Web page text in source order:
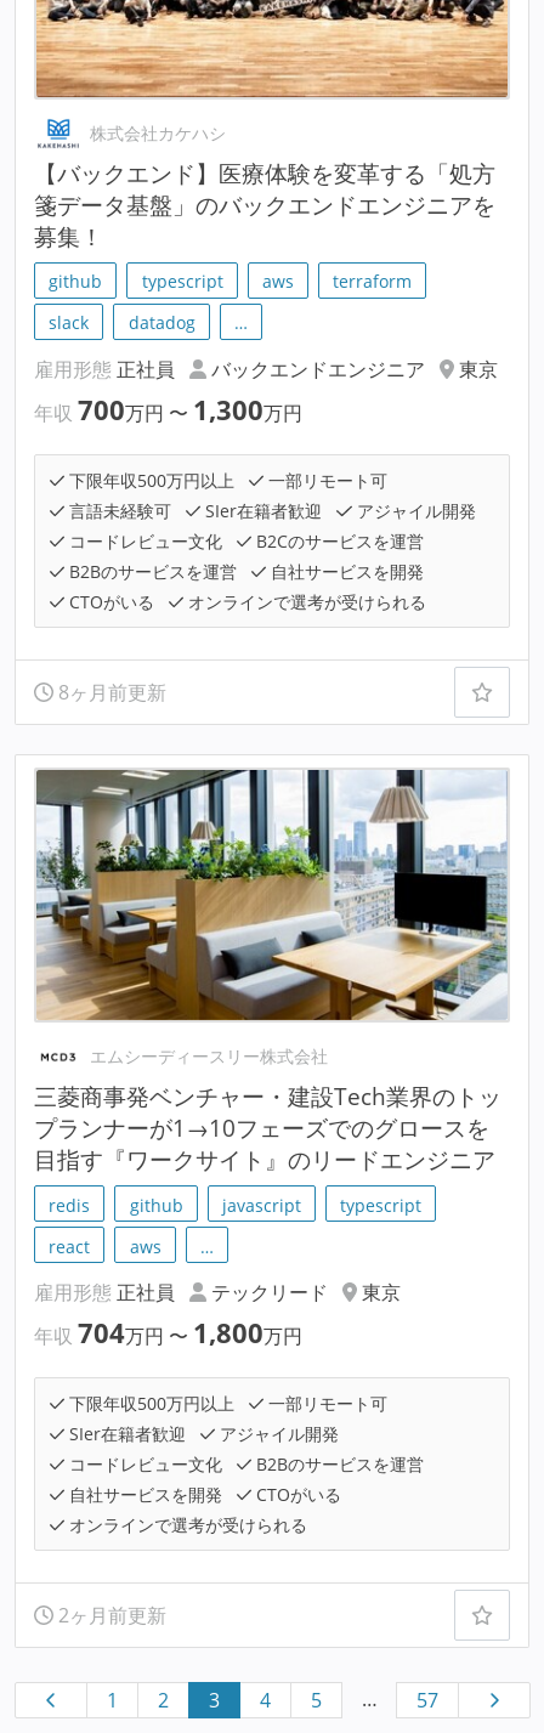
株式会社カケハシ
【バックエンド】医療体験を変革する「処方
箋データ基盤」のバックエンドエンジニアを
募集！
github typescript aws
terraform
slack
datadog …
雇用形態 正社員 バックエンドエンジニア
東京
年収 700万円 〜 1,300万円
下限年収500万円以上
一部リモート可
言語未経験可
SIer在籍者歓迎
アジャイル開発
コードレビュー文化
B2Cのサービスを運営
B2Bのサービスを運営
自社サービスを開発
CTOがいる
オンラインで選考が受けられる
8ヶ月前更新
エムシーディースリー株式会社
三菱商事発ベンチャー・建設Tech業界のトッ
プランナーが1→10フェーズでのグロースを
目指す『ワークサイト』のリードエンジニア
redis github javascript
typescript
react
aws …
雇用形態 正社員 テックリード
東京
年収 704万円 〜 1,800万円
下限年収500万円以上
一部リモート可
SIer在籍者歓迎
アジャイル開発
コードレビュー文化
B2Bのサービスを運営
自社サービスを開発
CTOがいる
オンラインで選考が受けられる
2ヶ月前更新
1 2 3 4 5 … 57